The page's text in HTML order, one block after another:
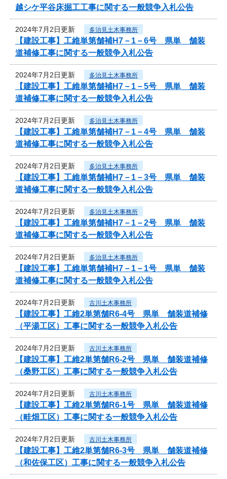
越シケ平谷床掘工工事に関する一般競争入札公告
2024年7月2日更新 多治見土木事務所
【建設工事】工維単第舗補H7－1－6号 県単 舗装
道補修工事に関する一般競争入札公告
2024年7月2日更新 多治見土木事務所
【建設工事】工維単第舗補H7－1－5号 県単 舗装
道補修工事に関する一般競争入札公告
2024年7月2日更新 多治見土木事務所
【建設工事】工維単第舗補H7－1－4号 県単 舗装
道補修工事に関する一般競争入札公告
2024年7月2日更新 多治見土木事務所
【建設工事】工維単第舗補H7－1－3号 県単 舗装
道補修工事に関する一般競争入札公告
2024年7月2日更新 多治見土木事務所
【建設工事】工維単第舗補H7－1－2号 県単 舗装
道補修工事に関する一般競争入札公告
2024年7月2日更新 多治見土木事務所
【建設工事】工維単第舗補H7－1－1号 県単 舗装
道補修工事に関する一般競争入札公告
2024年7月2日更新 古川土木事務所
【建設工事】工維2単第舗R6-4号 県単 舗装道補修
（平湯工区）工事に関する一般競争入札公告
2024年7月2日更新 古川土木事務所
【建設工事】工維2単第舗R6-2号 県単 舗装道補修
（桑野工区）工事に関する一般競争入札公告
2024年7月2日更新 古川土木事務所
【建設工事】工維2単第舗R6-1号 県単 舗装道補修
（畦畑工区）工事に関する一般競争入札公告
2024年7月2日更新 古川土木事務所
【建設工事】工維2単第舗R6-3号 県単 舗装道補修
（和佐保工区）工事に関する一般競争入札公告